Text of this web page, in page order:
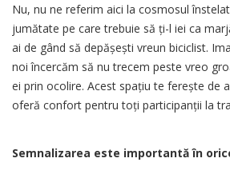
Nu, nu ne referim aici la cosmosul
jumătate pe care trebuie să ți-l iei ca
ai de gând să depășești vreun biciclist.
noi încercăm să nu trecem peste vreo
ei prin ocolire. Acest spațiu te ferește de
oferă confort pentru toți participanții la
Semnalizarea este importantă în